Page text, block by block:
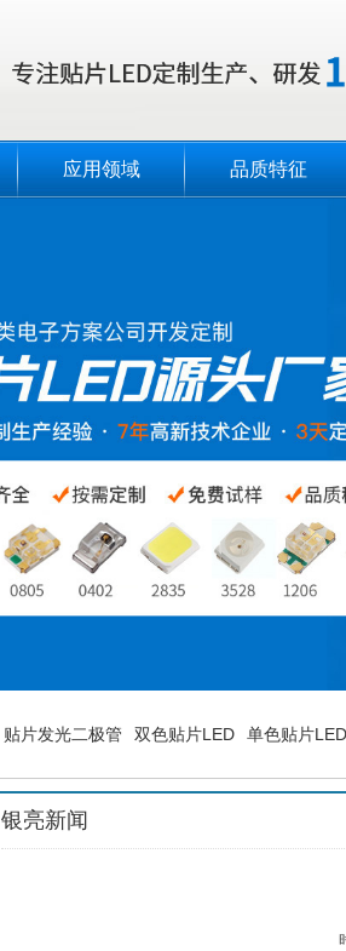
应用领域 品质特征
贴片发光二极管 双色贴片LED 单色贴片LED
银亮新闻